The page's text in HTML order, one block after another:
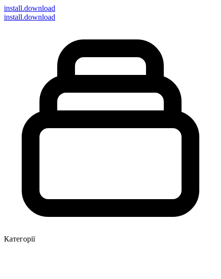
install.download
install.download
Категорії